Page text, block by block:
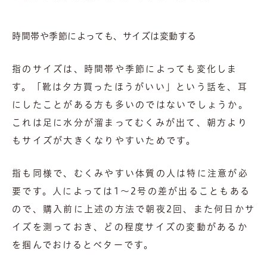
時間帯や季節によっても、サイズは変動する
指のサイズは、時間帯や季節によっても変化しま
す。「靴は夕方買ったほうがいい」という話を、耳
にしたことがある方も多いのではないでしょうか。
これは足に水分が溜まってむくみが出て、朝方より
もサイズが大きくなりやすいためです。
指も同様で、むくみやすい体質の人は特に注意が必
要です。人によっては1～2号の差が出ることもある
ので、購入前に上述の方法で朝夜2回、また何日かサ
イズを測っておき、どの程度サイズの変動があるか
を掴んでおけるとベターです。